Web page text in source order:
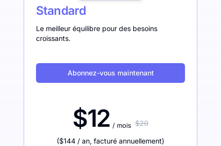
Standard
Le meilleur équilibre pour des besoins
croissants.
Abonnez-vous maintenant
$12 / mois $20
($144 / an, facturé annuellement)